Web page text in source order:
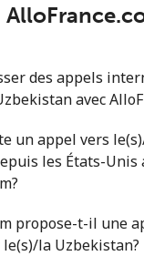
des appels
avec
un appel vers
les États-Unis
propose-t-il une
la Uzbekistan?